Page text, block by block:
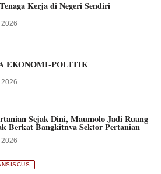
Kerja di Negeri Sendiri
EKONOMI-POLITIK
Sejak Dini, Maumolo Jadi Ruang
Berkat Bangkitnya Sektor Pertanian